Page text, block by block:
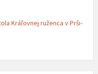
Kráľovnej ruženca v Prši-